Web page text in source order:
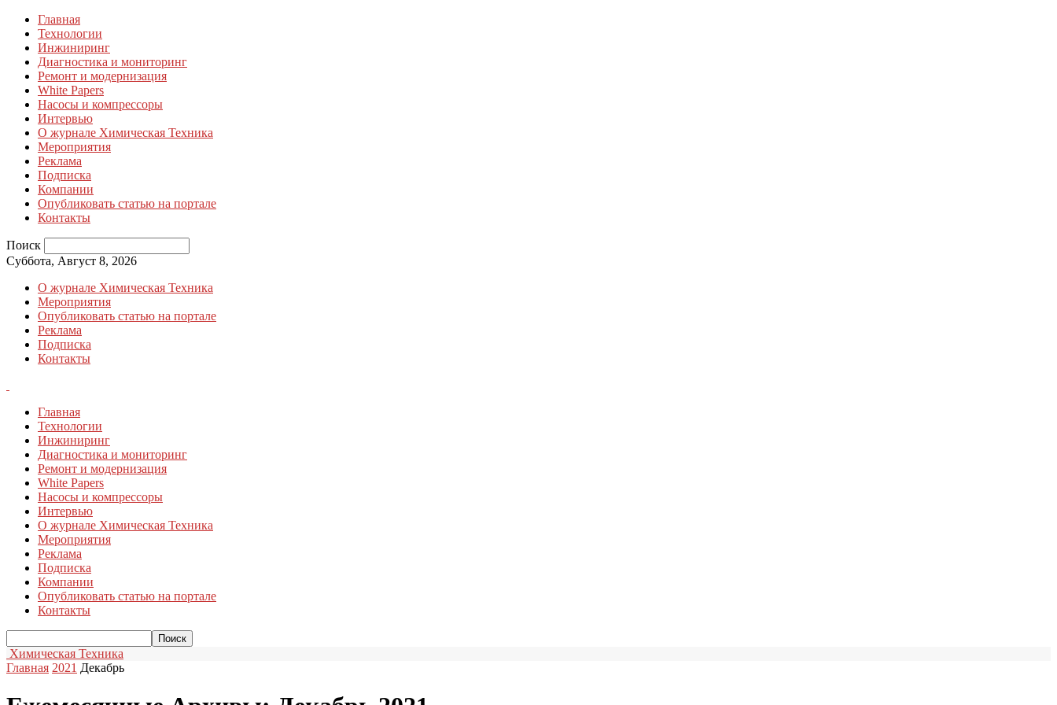
Главная
Технологии
Инжиниринг
Диагностика и мониторинг
Ремонт и модернизация
White Papers
Насосы и компрессоры
Интервью
О журнале Химическая Техника
Мероприятия
Реклама
Подписка
Компании
Опубликовать статью на портале
Контакты
Поиск
Суббота, Август 8, 2026
О журнале Химическая Техника
Мероприятия
Опубликовать статью на портале
Реклама
Подписка
Контакты
Главная
Технологии
Инжиниринг
Диагностика и мониторинг
Ремонт и модернизация
White Papers
Насосы и компрессоры
Интервью
О журнале Химическая Техника
Мероприятия
Реклама
Подписка
Компании
Опубликовать статью на портале
Контакты
Химическая Техника
Главная 2021 Декабрь